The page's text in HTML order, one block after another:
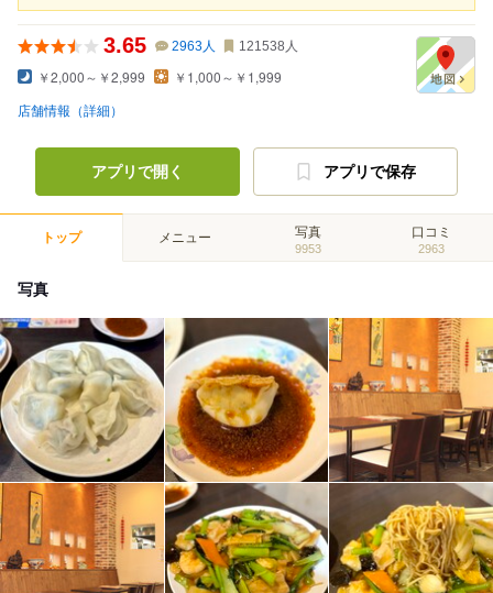
3.65 2963人 121538 人
￥2,000～￥2,999 ￥1,000～￥1,999
店舗情報（詳細）
アプリで開く アプリで保存
トップ メニュー 写真
9953
口コミ
2963
写真